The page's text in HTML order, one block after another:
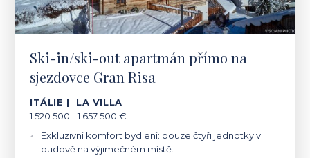
Ski-in/ski-out apartmán přímo na
sjezdovce Gran Risa
ITÁLIE | LA VILLA
1 520 500 - 1 657 500 €
Exkluzivní komfort bydlení: pouze čtyři jednotky v
budově na výjimečném místě.